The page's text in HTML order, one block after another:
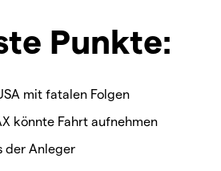
Punkte:
mit fatalen Folgen
könnte Fahrt aufnehmen
der Anleger